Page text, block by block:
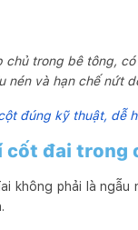
chủ trong bê tông,
nén và hạn chế nứt
đúng kỹ thuật, dễ
cốt đai trong
không phải là